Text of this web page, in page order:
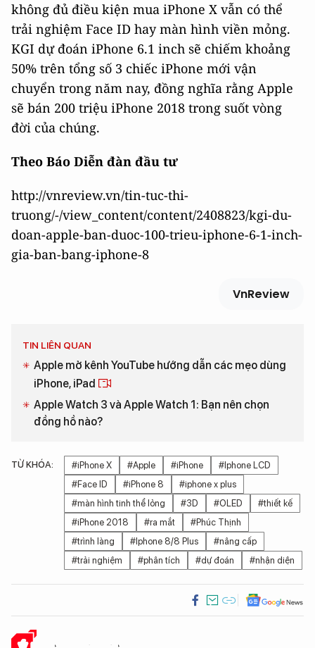
không đủ điều kiện mua iPhone X vẫn có thể
trải nghiệm Face ID hay màn hình viền mỏng.
KGI dự đoán iPhone 6.1 inch sẽ chiếm khoảng
50% trên tổng số 3 chiếc iPhone mới vận
chuyển trong năm nay, đồng nghĩa rằng Apple
sẽ bán 200 triệu iPhone 2018 trong suốt vòng
đời của chúng.
Theo Báo Diễn đàn đầu tư
http://vnreview.vn/tin-tuc-thi-
truong/-/view_content/content/2408823/kgi-du-
doan-apple-ban-duoc-100-trieu-iphone-6-1-inch-
gia-ban-bang-iphone-8
VnReview
TIN LIÊN QUAN
Apple mở kênh YouTube hướng dẫn các mẹo dùng
iPhone, iPad
Apple Watch 3 và Apple Watch 1: Bạn nên chọn
đồng hồ nào?
TỪ KHÓA: #iPhone X #Apple #iPhone
#Iphone LCD
#Face ID
#iPhone 8
#iphone x plus
#màn hình tinh thể lỏng
#3D #OLED
#thiết kế
#iPhone 2018
#ra mắt
#Phúc Thịnh
#trình làng
#Iphone 8/8 Plus
#nâng cấp
#trải nghiệm
#phân tích #dự đoán #nhận diện